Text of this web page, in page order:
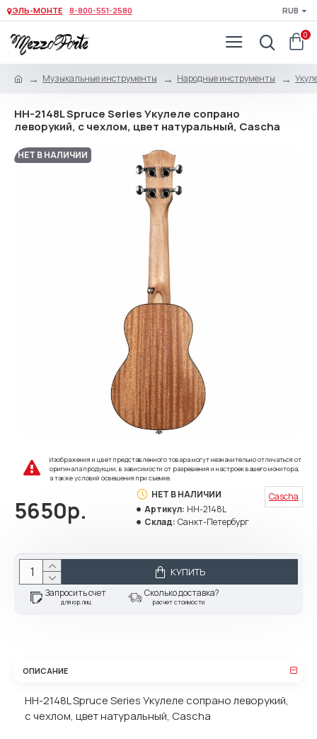
ЭЛЬ-МОНТЕ 8-800-551-2580 RUB
0
Музыкальные инструменты Народные инструменты
HH-2148L Spruce Series Укулеле сопрано
леворукий, с чехлом, цвет натуральный, Cascha
НЕТ В НАЛИЧИИ
Изображения и цвет представленного товара могут незначительно отличаться от
оригинала продукции, в зависимости от разрешения и настроек вашего монитора,
а также условий освещения при съемке.
5650р.
НЕТ В НАЛИЧИИ
Артикул: HH-2148L
Склад: Санкт-Петербург
Cascha
КУПИТЬ
Запросить счет
для юр.лиц
Сколько доставка?
расчет стоимости
ОПИСАНИЕ
HH-2148L Spruce Series Укулеле сопрано леворукий,
с чехлом, цвет натуральный, Cascha